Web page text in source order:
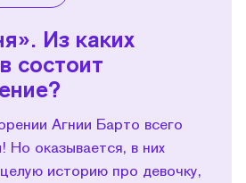
Из каких
состоит
Агнии Барто всего
Но оказывается, в них
историю про девочку,